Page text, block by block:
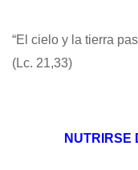
“El cielo y la tierra
(Lc. 21,33)
NUTRIRSE